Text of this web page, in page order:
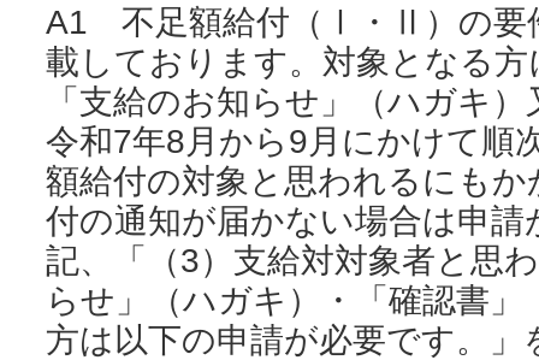
A1 不足額給付（Ⅰ・Ⅱ）の要
載しております。対象となる
「支給のお知らせ」（ハガキ
令和7年8月から9月にかけて順
額給付の対象と思われるにも
付の通知が届かない場合は申
記、「（3）支給対対象者と思
らせ」（ハガキ）・「確認書
方は以下の申請が必要です。